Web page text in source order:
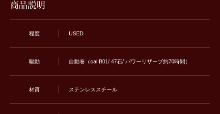
商品説明
程度 USED
駆動 自動巻（cal.B01/ 47石/ パワーリザーブ約70時間）
材質 ステンレススチール